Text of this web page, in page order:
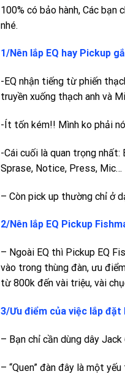
100% có bảo hành, Các
nhé.
1/Nên lắp EQ hay Pickup
-EQ nhận tiếng từ phiến
truyền xuống thạch anh và
-Ít tốn kém!! Mình ko phải
-Cái cuối là quan trọng
Sprase, Notice, Press, Mic…
– Còn pick up thường chỉ ở
2/Nên lắp EQ Pickup
– Ngoài EQ thì Pickup EQ
vào trong thùng đàn, ưu
từ 800k đến vài triệu, vài
3/Ưu điểm của việc lắp đặt
– Bạn chỉ cần dùng dây
– “Quen” đàn đây là một